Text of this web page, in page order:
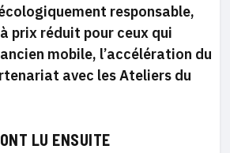
responsable,
prix réduit pour ceux qui
mobile, l’accélération du
avec les Ateliers du
LU ENSUITE